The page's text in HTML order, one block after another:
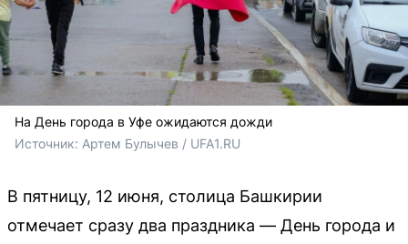
На День города в Уфе ожидаются дожди
Источник: Артем Булычев / UFA1.RU
В пятницу, 12 июня, столица Башкирии
отмечает сразу два праздника — День города и